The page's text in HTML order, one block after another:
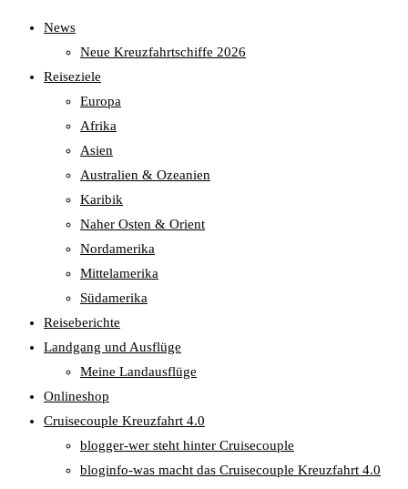
News
Neue Kreuzfahrtschiffe 2026
Reiseziele
Europa
Afrika
Asien
Australien & Ozeanien
Karibik
Naher Osten & Orient
Nordamerika
Mittelamerika
Südamerika
Reiseberichte
Landgang und Ausflüge
Meine Landausflüge
Onlineshop
Cruisecouple Kreuzfahrt 4.0
blogger-wer steht hinter Cruisecouple
bloginfo-was macht das Cruisecouple Kreuzfahrt 4.0